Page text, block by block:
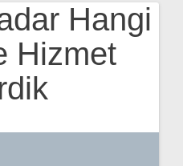
Hangi
Hizmet